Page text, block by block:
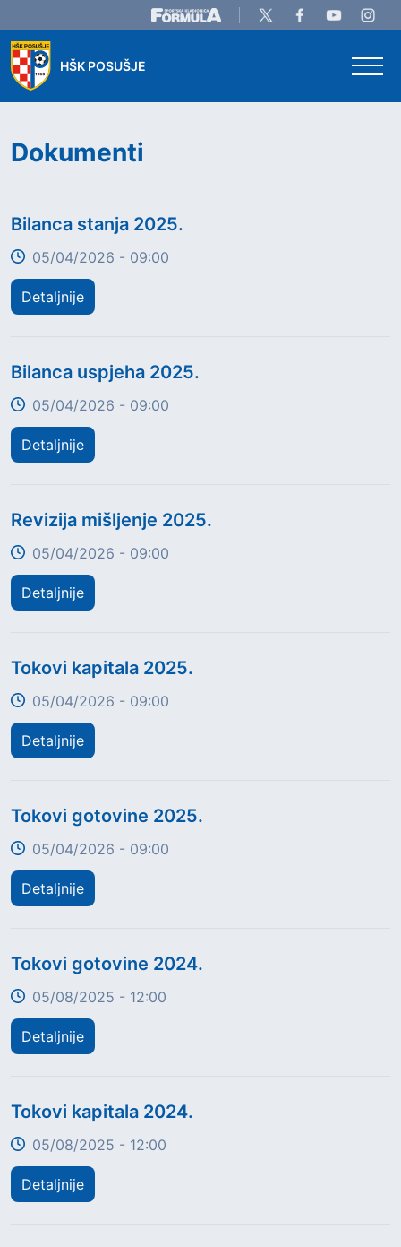
HŠK POSUŠJE
Dokumenti
Title
Bilanca stanja 2025.
05/04/2026 - 09:00
Detaljnije
Title
Bilanca uspjeha 2025.
05/04/2026 - 09:00
Detaljnije
Title
Revizija mišljenje 2025.
05/04/2026 - 09:00
Detaljnije
Title
Tokovi kapitala 2025.
05/04/2026 - 09:00
Detaljnije
Title
Tokovi gotovine 2025.
05/04/2026 - 09:00
Detaljnije
Title
Tokovi gotovine 2024.
05/08/2025 - 12:00
Detaljnije
Title
Tokovi kapitala 2024.
05/08/2025 - 12:00
Detaljnije